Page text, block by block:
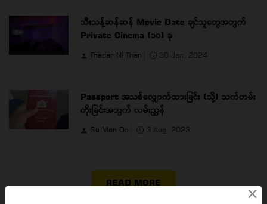
×
သီးသန့်ဆန်ဆန် Movie Date ချင်သူတွေအတွက်
Private Cinema (၁၀) ခု
Thadar Ni Than 30 Jan, 2024
Passport အသစ်လျှောက်ထားခြင်း (သို့) သက်တမ်း
တိုးခြင်းအတွက် လမ်းညွှန်
Su Mon Oo 3 Aug, 2023
READ MORE